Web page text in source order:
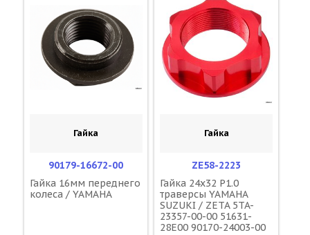
Гайка
90179-16672-00
Гайка 16мм переднего
колеса / YAMAHA
Гайка
ZE58-2223
Гайка 24x32 P1.0
траверсы YAMAHA
SUZUKI / ZETA 5TA-
23357-00-00 51631-
28E00 90170-24003-00